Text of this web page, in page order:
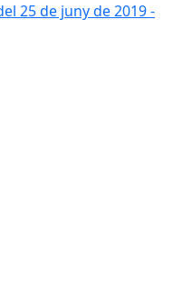
25 de juny de 2019 -